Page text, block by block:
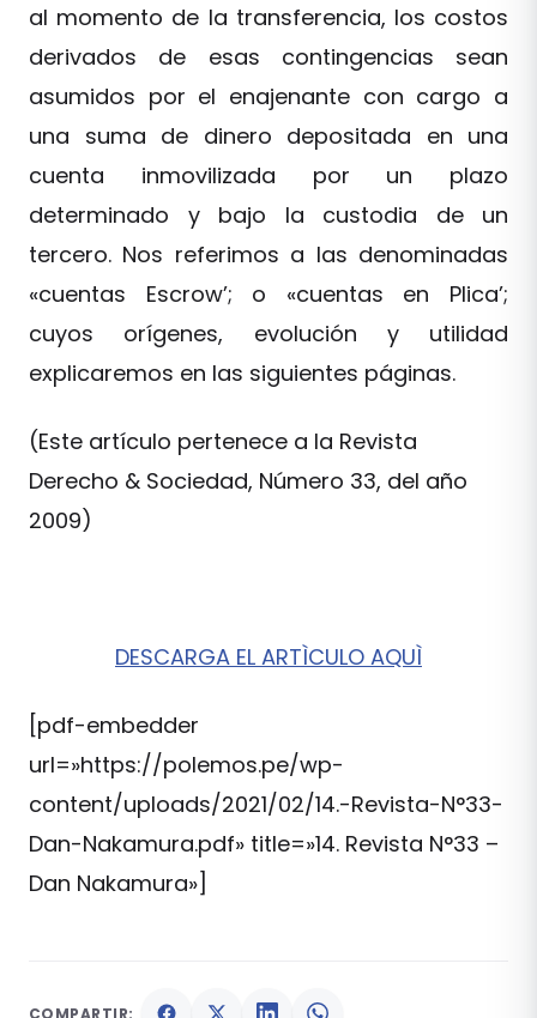
al momento de la transferencia, los costos
derivados de esas contingencias sean
asumidos por el enajenante con cargo a
una suma de dinero depositada en una
cuenta inmovilizada por un plazo
determinado y bajo la custodia de un
tercero. Nos referimos a las denominadas
«cuentas Escrow’; o «cuentas en Plica’;
cuyos orígenes, evolución y utilidad
explicaremos en las siguientes páginas.
(Este artículo pertenece a la Revista
Derecho & Sociedad, Número 33, del año
2009)
DESCARGA EL ARTÌCULO AQUÌ
[pdf-embedder
url=»https://polemos.pe/wp-
content/uploads/2021/02/14.-Revista-N°33-
Dan-Nakamura.pdf» title=»14. Revista N°33 –
Dan Nakamura»]
COMPARTIR: